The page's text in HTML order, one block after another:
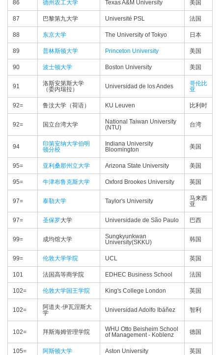
86 德州农工大学 Texas A&M University 美国
87 巴黎第九大学 Université PSL 法国
88 东京大学 The University of Tokyo 日本
89 普林斯顿大学 Princeton University 美国
90 波士顿大学 Boston University 美国
91
洛斯安第斯大学
（委内瑞拉）
Universidad de los Andes
哥伦比
亚
92= 鲁汶大学（荷语） KU Leuven 比利时
92= 国立台湾大学
National Taiwan University
(NTU)
台湾
94
印第安纳大学伯明
顿分校
Indiana University
Bloomington
美国
95= 亚利桑那州立大学 Arizona State University 美国
95= 牛津布鲁克斯大学 Oxford Brookes University 英国
97= 泰勒大学 Taylor's University
马来西
亚
97= 圣保罗大学 Universidade de São Paulo 巴西
99= 成均馆大学
Sungkyunkwan
University(SKKU)
韩国
99= 伦敦大学学院 UCL 英国
101 法国高等商学院 EDHEC Business School 法国
102= 伦敦大学国王学院 King's College London 英国
102=
阿道夫·伊瓦涅斯大
学
Universidad Adolfo Ibáñez 智利
102= 拜斯海姆管理学院
WHU Otto Beisheim School
of Management - Koblenz
德国
105= 阿斯顿大学 Aston University 英国